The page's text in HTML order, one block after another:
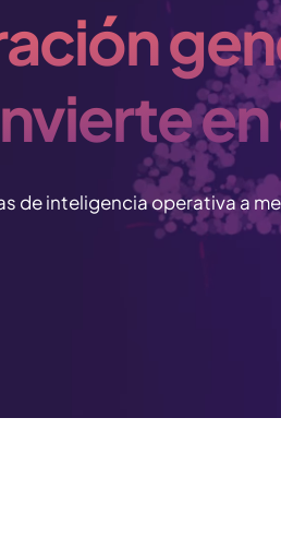
de inteligencia operativa a